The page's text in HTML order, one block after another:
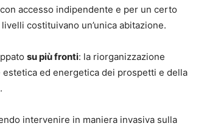
accesso indipendente e per un certo
costituivano un’unica abitazione.
su più fronti: la riorganizzazione
ed energetica dei prospetti e della
intervenire in maniera invasiva sulla